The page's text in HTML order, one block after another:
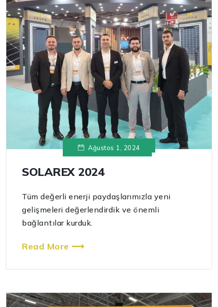
Ağustos 1, 2024
SOLAREX 2024
Tüm değerli enerji paydaşlarımızla yeni
gelişmeleri değerlendirdik ve önemli
bağlantılar kurduk.
Read More ⟶